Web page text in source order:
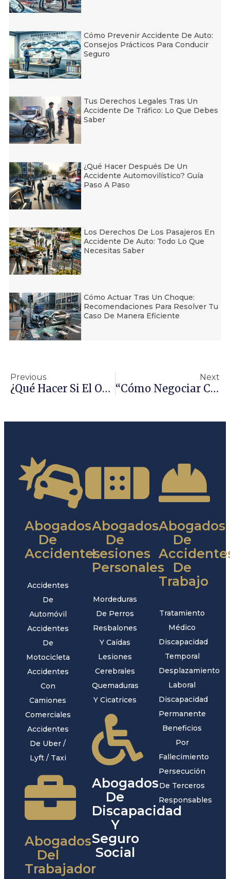
Cómo Prevenir Accidente De Auto:
Consejos Prácticos Para Conducir
Seguro
Tus Derechos Legales Tras Un
Accidente De Tráfico: Lo Que Debes
Saber
¿Qué Hacer Después De Un
Accidente Automovilístico? Guía
Paso A Paso
Los Derechos De Los Pasajeros En
Accidente De Auto: Todo Lo Que
Necesitas Saber
Cómo Actuar Tras Un Choque:
Recomendaciones Para Resolver Tu
Caso De Manera Eficiente
Previous
¿Qué Hacer Si El Otro Conductor No Tiene Seguro De Auto?
Next
“Cómo Negociar Con Las Aseguradoras”
Abogados
De
Accidentes
Accidentes
De
Automóvil
Accidentes
De
Motocicleta
Accidentes
Con
Camiones
Comerciales
Accidentes
De Uber /
Lyft / Taxi
Abogados
Del
Trabajador
Abogados
De
Lesiones
Personales
Mordeduras
De Perros
Resbalones
Y Caídas
Lesiones
Cerebrales
Quemaduras
Y Cicatrices
Abogados
De
Discapacidad
Y
Seguro
Social
Abogados
De
De
Trabajo
Tratamiento
Médico
Discapacidad
Temporal
Desplazamiento
Laboral
Discapacidad
Permanente
Beneficios
Por
Fallecimiento
Persecución
De Terceros
Responsables